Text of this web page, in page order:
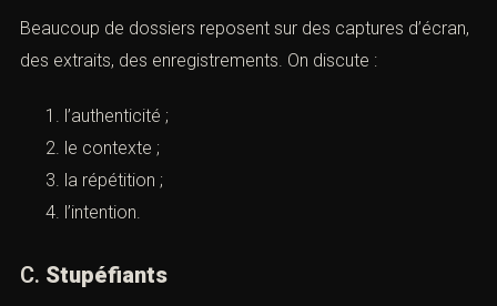
Beaucoup de dossiers reposent sur des captures d’écran,
des extraits, des enregistrements. On discute :
l’authenticité ;
le contexte ;
la répétition ;
l’intention.
C. Stupéfiants